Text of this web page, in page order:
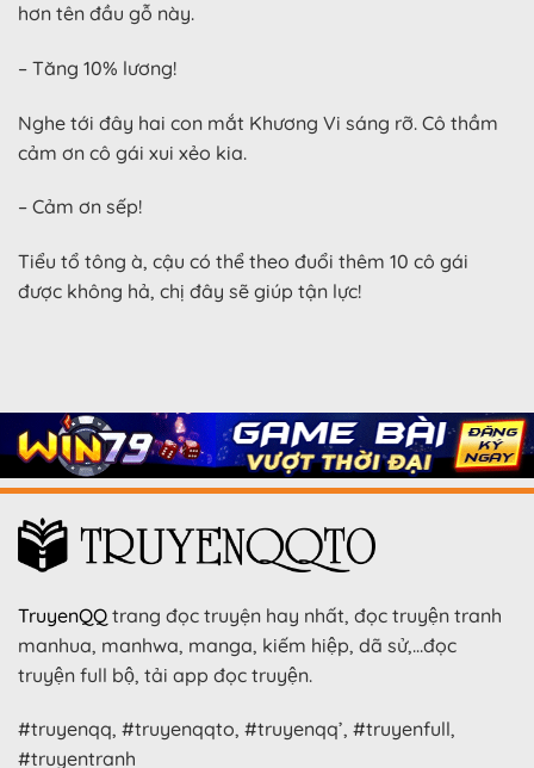
hơn tên đầu gỗ này.
– Tăng 10% lương!
Nghe tới đây hai con mắt Khương Vi sáng rỡ. Cô thầm
cảm ơn cô gái xui xẻo kia.
– Cảm ơn sếp!
Tiểu tổ tông à, cậu có thể theo đuổi thêm 10 cô gái
được không hả, chị đây sẽ giúp tận lực!
TruyenQQ trang đọc truyện hay nhất, đọc truyện tranh
manhua, manhwa, manga, kiếm hiệp, dã sử,…đọc
truyện full bộ, tải app đọc truyện.
#truyenqq, #truyenqqto, #truyenqq’, #truyenfull,
#truyentranh